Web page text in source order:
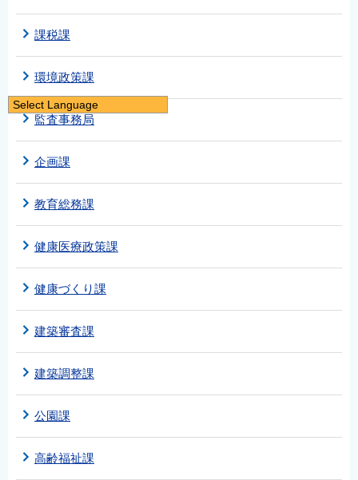
課税課
環境政策課
監査事務局
企画課
教育総務課
健康医療政策課
健康づくり課
建築審査課
建築調整課
公園課
高齢福祉課
Select Language
日本語
繁體中文
한국어
नेपाली